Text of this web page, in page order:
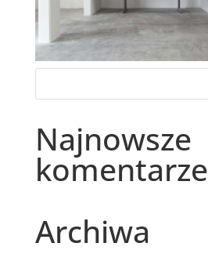
Najnowsze
komentarze
Archiwa